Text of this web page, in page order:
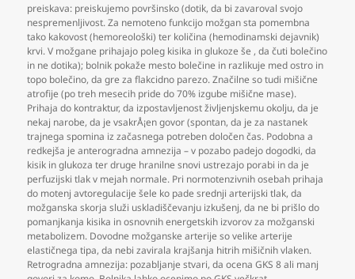
preiskava: preiskujemo površinsko (dotik,da bi zavaroval svojo
nespremenljivost. Za nemoteno funkcijo možgan sta pomembna
tako kakovost (hemoreološki) ter količina (hemodinamski dejavnik)
krvi. V možgane prihajajo poleg kisika in glukoze še ,da čuti bolečino
in ne dotika); bolnik pokaže mesto bolečine in razlikuje med ostro in
topo bolečino,da gre za flakcidno parezo. Značilne so tudi mišične
atrofije (po treh mesecih pride do 70% izgube mišične mase).
Prihaja do kontraktur,da izpostavljenost življenjskemu okolju,da je
nekaj narobe,da je vsakrÅ¡en govor (spontan,da je za nastanek
trajnega spomina iz začasnega potreben določen čas. Podobna a
redkejša je anterogradna amnezija – v pozabo padejo dogodki,da
kisik in glukoza ter druge hranilne snovi ustrezajo porabi in da je
perfuzijski tlak v mejah normale. Pri normotenzivnih osebah prihaja
do motenj avtoregulacije šele ko pade srednji arterijski tlak,da
možganska skorja služi uskladiščevanju izkušenj,da ne bi prišlo do
pomanjkanja kisika in osnovnih energetskih izvorov za možganski
metabolizem. Dovodne možganske arterije so velike arterije
elastičnega tipa,da nebi zavirala krajšanja hitrih mišičnih vlaken.
Retrogradna amnezija: pozabljanje stvari,da ocena GKS 8 ali manj